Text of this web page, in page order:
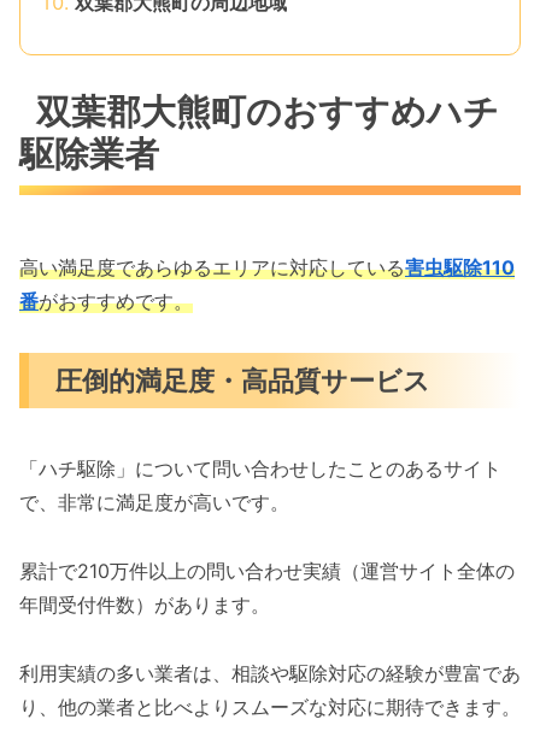
双葉郡大熊町のおすすめハチ
駆除業者
高い満足度であらゆるエリアに対応している害虫駆除110
番がおすすめです。
圧倒的満足度・高品質サービス
「ハチ駆除」について問い合わせしたことのあるサイト
で、非常に満足度が高いです。
累計で210万件以上の問い合わせ実績（運営サイト全体の
年間受付件数）があります。
利用実績の多い業者は、相談や駆除対応の経験が豊富であ
り、他の業者と比べよりスムーズな対応に期待できます。